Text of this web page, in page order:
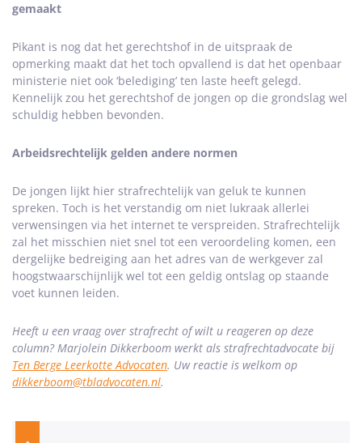
gemaakt
Pikant is nog dat het gerechtshof in de uitspraak de
opmerking maakt dat het toch opvallend is dat het openbaar
ministerie niet ook ‘belediging’ ten laste heeft gelegd.
Kennelijk zou het gerechtshof de jongen op die grondslag wel
schuldig hebben bevonden.
Arbeidsrechtelijk gelden andere normen
De jongen lijkt hier strafrechtelijk van geluk te kunnen
spreken. Toch is het verstandig om niet lukraak allerlei
verwensingen via het internet te verspreiden. Strafrechtelijk
zal het misschien niet snel tot een veroordeling komen, een
dergelijke bedreiging aan het adres van de werkgever zal
hoogstwaarschijnlijk wel tot een geldig ontslag op staande
voet kunnen leiden.
Heeft u een vraag over strafrecht of wilt u reageren op deze
column? Marjolein Dikkerboom werkt als strafrechtadvocate bij
Ten Berge Leerkotte Advocaten. Uw reactie is welkom op
dikkerboom@tbladvocaten.nl.